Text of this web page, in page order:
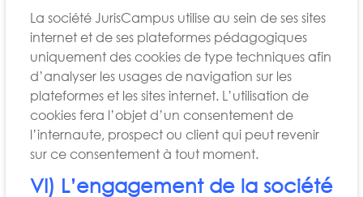
La société JurisCampus utilise au sein de ses sites
internet et de ses plateformes pédagogiques
uniquement des cookies de type techniques afin
d’analyser les usages de navigation sur les
plateformes et les sites internet. L’utilisation de
cookies fera l’objet d’un consentement de
l’internaute, prospect ou client qui peut revenir
sur ce consentement à tout moment.
VI) L’engagement de la société